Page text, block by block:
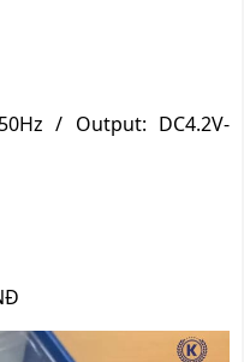
/ Output: DC4.2V-